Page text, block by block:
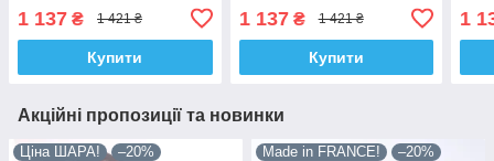
713640480. Франція!
1 137 ₴ 1 421 ₴
Купити
713640480. Франція!
1 137₴ 1 421 ₴
Купити
1
Акційні пропозиції та новинки
Ціна ШАРА! –20% Made in FRANCE! –20%